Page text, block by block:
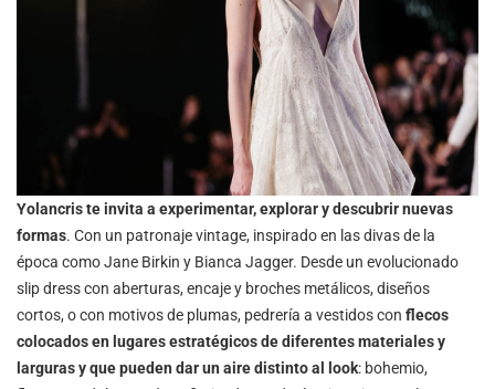
Yolancris te invita a experimentar, explorar y descubrir nuevas
formas. Con un patronaje vintage, inspirado en las divas de la
época como Jane Birkin y Bianca Jagger. Desde un evolucionado
slip dress con aberturas, encaje y broches metálicos, diseños
cortos, o con motivos de plumas, pedrería a vestidos con flecos
colocados en lugares estratégicos de diferentes materiales y
larguras y que pueden dar un aire distinto al look: bohemio,